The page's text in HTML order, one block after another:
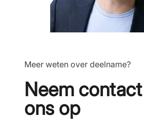
Meer weten over deelname?
Neem
ons op